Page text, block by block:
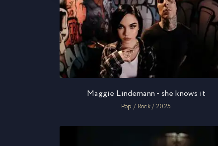
Maggie Lindemann - she knows it
Pop / Rock / 2025